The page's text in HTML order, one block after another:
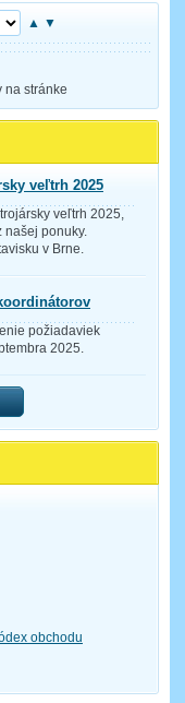
▲ ▼
na stránke
veľtrh 2025
veľtrh 2025,
našej ponuky.
v Brne.
požiadaviek
2025.
obchodu